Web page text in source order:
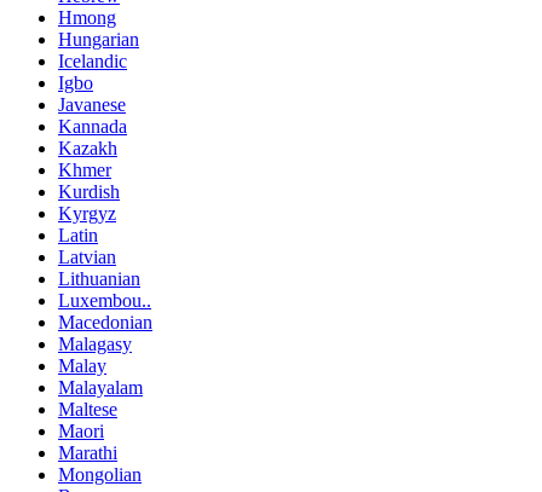
Hmong
Hungarian
Icelandic
Igbo
Javanese
Kannada
Kazakh
Khmer
Kurdish
Kyrgyz
Latin
Latvian
Lithuanian
Luxembou..
Macedonian
Malagasy
Malay
Malayalam
Maltese
Maori
Marathi
Mongolian